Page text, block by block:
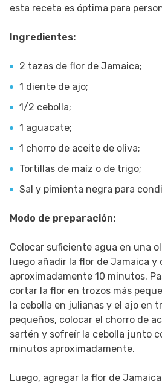
esta receta es óptima para
Ingredientes:
2 tazas de flor de Jamaica;
1 diente de ajo;
1/2 cebolla;
1 aguacate;
1 chorro de aceite de oliva;
Tortillas de maíz o de trigo;
Sal y pimienta negra para
Modo de preparación:
Colocar suficiente agua en una
luego añadir la flor de Jamaica
aproximadamente 10 minutos.
cortar la flor en trozos más
la cebolla en julianas y el ajo en
pequeños, colocar el chorro de
sartén y sofreír la cebolla junto
minutos aproximadamente.
Luego, agregar la flor de